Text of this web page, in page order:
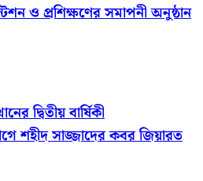
ও প্রশিক্ষণের সমাপনী অনুষ্ঠান
দ্বিতীয় বার্ষিকী
শহীদ সাজ্জাদের কবর জিয়ারত